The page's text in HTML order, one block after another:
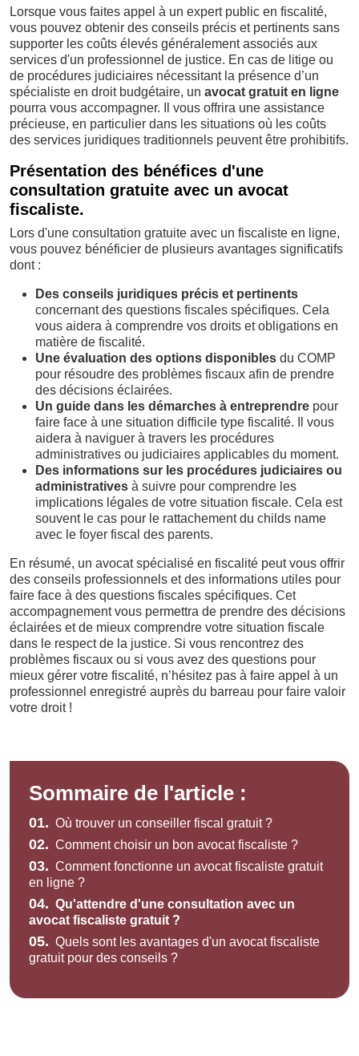
Lorsque vous faites appel à un expert public en fiscalité,
vous pouvez obtenir des conseils précis et pertinents sans
supporter les coûts élevés généralement associés aux
services d'un professionnel de justice. En cas de litige ou
de procédures judiciaires nécessitant la présence d’un
spécialiste en droit budgétaire, un avocat gratuit en ligne
pourra vous accompagner. Il vous offrira une assistance
précieuse, en particulier dans les situations où les coûts
des services juridiques traditionnels peuvent être prohibitifs.
Présentation des bénéfices d'une
consultation gratuite avec un avocat
fiscaliste.
Lors d'une consultation gratuite avec un fiscaliste en ligne,
vous pouvez bénéficier de plusieurs avantages significatifs
dont :
Des conseils juridiques précis et pertinents
concernant des questions fiscales spécifiques. Cela
vous aidera à comprendre vos droits et obligations en
matière de fiscalité.
Une évaluation des options disponibles du COMP
pour résoudre des problèmes fiscaux afin de prendre
des décisions éclairées.
Un guide dans les démarches à entreprendre pour
faire face à une situation difficile type fiscalité. Il vous
aidera à naviguer à travers les procédures
administratives ou judiciaires applicables du moment.
Des informations sur les procédures judiciaires ou
administratives à suivre pour comprendre les
implications légales de votre situation fiscale. Cela est
souvent le cas pour le rattachement du childs name
avec le foyer fiscal des parents.
En résumé, un avocat spécialisé en fiscalité peut vous offrir
des conseils professionnels et des informations utiles pour
faire face à des questions fiscales spécifiques. Cet
accompagnement vous permettra de prendre des décisions
éclairées et de mieux comprendre votre situation fiscale
dans le respect de la justice. Si vous rencontrez des
problèmes fiscaux ou si vous avez des questions pour
mieux gérer votre fiscalité, n’hésitez pas à faire appel à un
professionnel enregistré auprès du barreau pour faire valoir
votre droit !
Sommaire de l'article :
01. Où trouver un conseiller fiscal gratuit ?
02. Comment choisir un bon avocat fiscaliste ?
03. Comment fonctionne un avocat fiscaliste gratuit
en ligne ?
04. Qu'attendre d'une consultation avec un
avocat fiscaliste gratuit ?
05. Quels sont les avantages d'un avocat fiscaliste
gratuit pour des conseils ?